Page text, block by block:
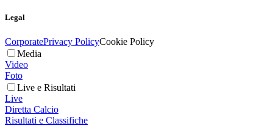
Legal
CorporatePrivacy PolicyCookie Policy
Media
Video
Foto
Live e Risultati
Live
Diretta Calcio
Risultati e Classifiche